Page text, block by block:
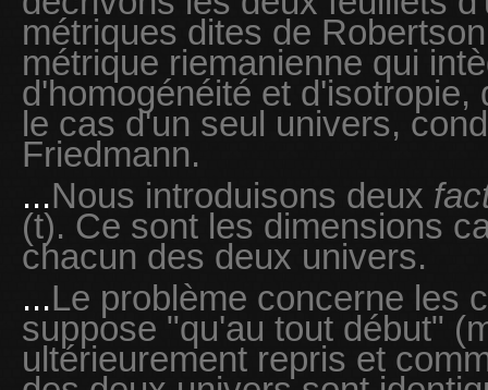
métriques dites de
métrique riemanienne qui
d'homogénéité et
le cas d'un seul univers,
Friedmann.
...Nous introduisons deux
(t). Ce sont les dimensions
chacun des deux univers.
...Le problème concerne les
suppose "qu'au tout début"
ultérieurement repris et